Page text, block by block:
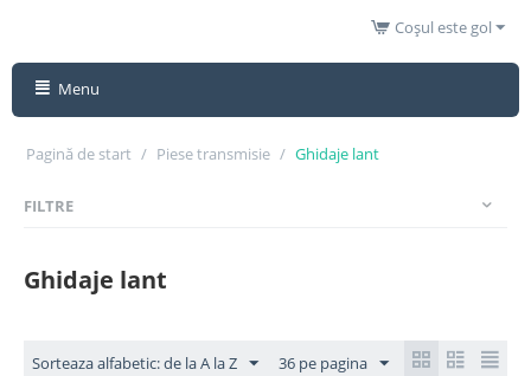
Coșul este gol
Menu
Pagină de start / Piese transmisie / Ghidaje lant
FILTRE
Ghidaje lant
Sorteaza alfabetic: de la A la Z 36 pe pagina